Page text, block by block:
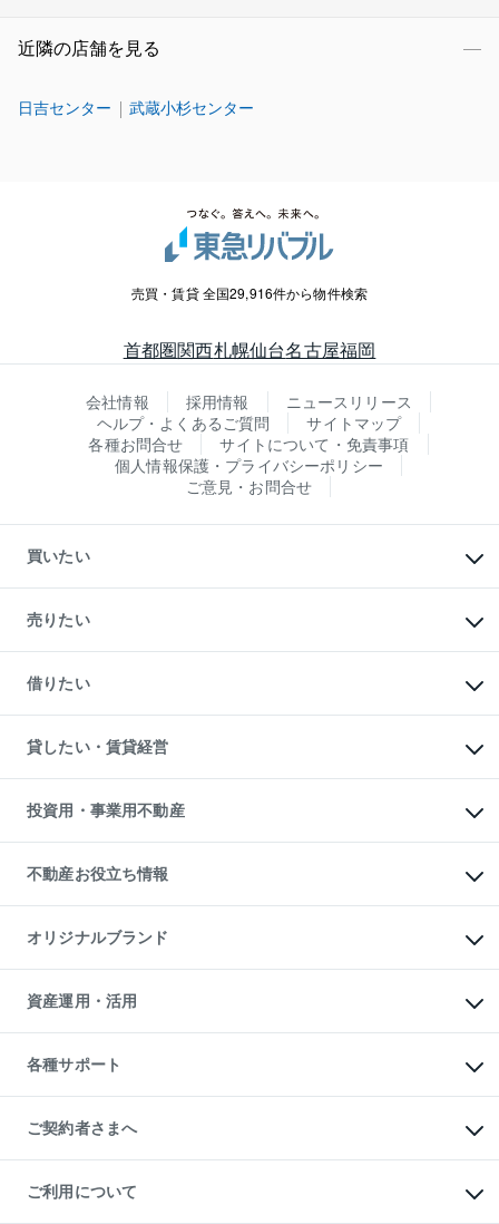
近隣の店舗を見る
日吉センター 武蔵小杉センター
売買・賃貸 全国29,916件から物件検索
首都圏関西札幌仙台名古屋福岡
会社情報 採用情報
ニュースリリース
ヘルプ・よくあるご質問
サイトマップ
各種お問合せ
サイトについて・免責事項
個人情報保護・プライバシーポリシー
ご意見・お問合せ
買いたい
新築・分譲マンションの購入
中古マンションの購入
一戸建ての購入
中古一戸建ての購入
不動産購入の流れ
注目キーワード物件特集
購入ガイド
English 繁体中文簡体中文
売りたい
一戸建ての売却・査定
土地の売却・査定
スピードAI査定
不動産査定について
不動産売却の流れ
不動産買換えの流れ
売却ガイド
借りたい
オフィス・店舗の賃貸
借りるときの流れ
借りるガイド
貸したい・賃貸経営
マンション賃料データ
賃貸管理プラン
リロケーションについて
貸すガイド
投資用・事業用不動産
事業用不動産
マンション投資
投資用マンション
アパート経営
収益物件
ビル購入（ビル一棟）
投資用不動産の売却査定
事業用不動産の売却査定
不動産お役立ち情報
マンションライブラリー
人気マンションランキング
暮らしに役立つ不動産メディア
不動産相場・不動産価格情報
不動産コラム・ニュース
不動産用語集
不動産なんでもネット相談室
住まいの税金
オリジナルブランド
一棟リノベーションマンション
L`GENTE（ルジェンテ）
区分リノベーションマンション
投資用一棟レジデンスWELL
不動産小口投資
LEGACIA（レガシア）
資産運用・活用
不動産M&A
アセットマネジメント・出資
各種サポート
相続サポート
リフォームサポート
ご契約者さまへ
ご紹介・再契約特典
入居者様専用-各種ご案内（賃貸）
ご利用について